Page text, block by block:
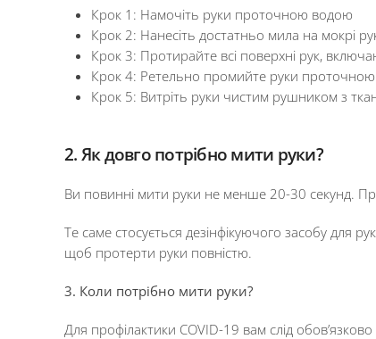
Крок 1: Намочіть руки проточною водою
Крок 2: Нанесіть достатньо мила на мокрі
Крок 3: Протирайте всі поверхні рук,
Крок 4: Ретельно промийте руки
Крок 5: Витріть руки чистим рушником з
2. Як довго потрібно мити руки?
Ви повинні мити руки не менше 20-30 секунд.
Те саме стосується дезінфікуючого засобу для
щоб протерти руки повністю.
3. Коли потрібно мити руки?
Для профілактики COVID-19 вам слід